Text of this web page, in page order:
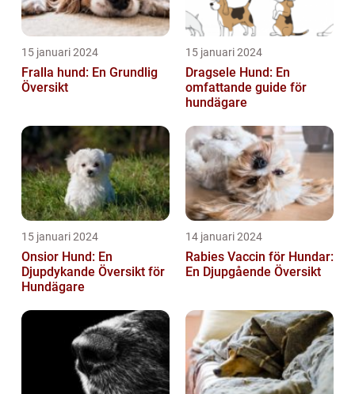
15 januari 2024
Fralla hund: En Grundlig
Översikt
15 januari 2024
Dragsele Hund: En
omfattande guide för
hundägare
15 januari 2024
Onsior Hund: En
Djupdykande Översikt för
Hundägare
14 januari 2024
Rabies Vaccin för Hundar:
En Djupgående Översikt